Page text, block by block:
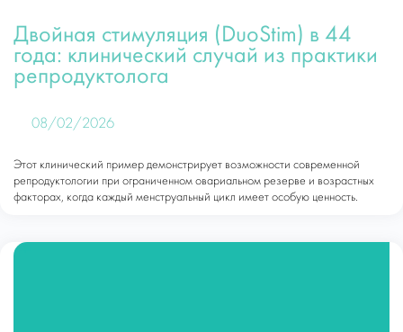
Двойная стимуляция (DuoStim) в 44
года: клинический случай из практики
репродуктолога
08/02/2026
Этот клинический пример демонстрирует возможности современной
репродуктологии при ограниченном овариальном резерве и возрастных
факторах, когда каждый менструальный цикл имеет особую ценность.